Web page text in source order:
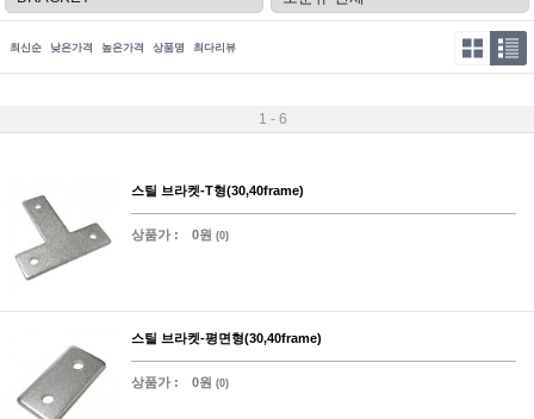
최신순 낮은가격 높은가격 상품명 최다리뷰
1 - 6
스틸 브라켓-T형(30,40frame)
상품가 : 0원 (0)
스틸 브라켓-평면형(30,40frame)
상품가 : 0원 (0)